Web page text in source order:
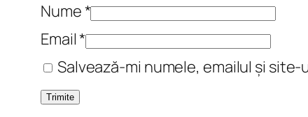
Nume*
Email*
Salvează-mi numele, emailul și